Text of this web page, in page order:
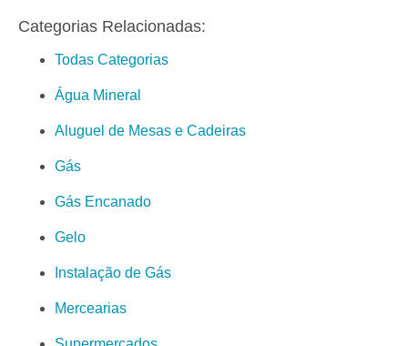
Categorias Relacionadas:
Todas Categorias
Água Mineral
Aluguel de Mesas e Cadeiras
Gás
Gás Encanado
Gelo
Instalação de Gás
Mercearias